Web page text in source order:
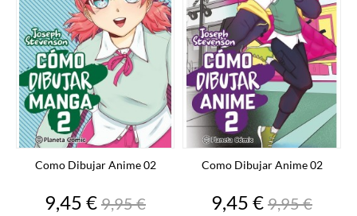
Como Dibujar Anime 02
Precio
9,45 €Precio
9,95 €
Como Dibujar Anime 02
Precio
9,45 €Precio
9,95 €